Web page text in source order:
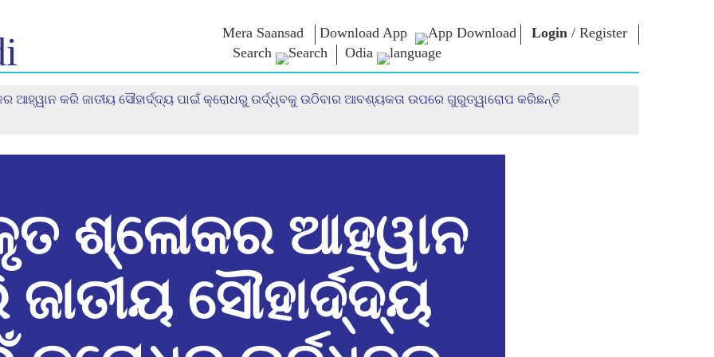
Mera Saansad Download App Login / Register
Search
Odia
ଶାସନ
ସୂଚନାନକ୍ସା
ବିଭାଗ
Motherhood
ଏନଏମ ବିଚାର
ଅଭିଭାଷଣ
ଏନଏମ
ଇ-ବୁକ୍ସ
Photo Booth
କନେକ୍ଟ
ଆହ୍ୱାନ କରି ଜାତୀୟ ସୌହାର୍ଦ୍ଦ୍ୟ ପାଇଁ କ୍ରୋଧରୁ ଉର୍ଦ୍ଧ୍ବକୁ ଉଠିବାର ଆବଶ୍ୟକତା ଉପରେ ଗୁରୁତ୍ୱାରୋପ କରିଛନ୍ତି
ଶ୍ଳୋକର ଆହ୍ୱାନ
ସୌହାର୍ଦ୍ଦ୍ୟ